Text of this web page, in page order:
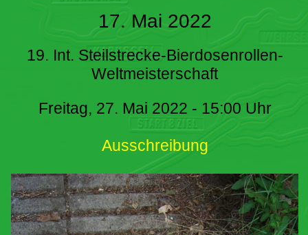
17. Mai 2022
19. Int. Steilstrecke-Bierdosenrollen-
Weltmeisterschaft
Freitag, 27. Mai 2022 - 15:00 Uhr
Ausschreibung